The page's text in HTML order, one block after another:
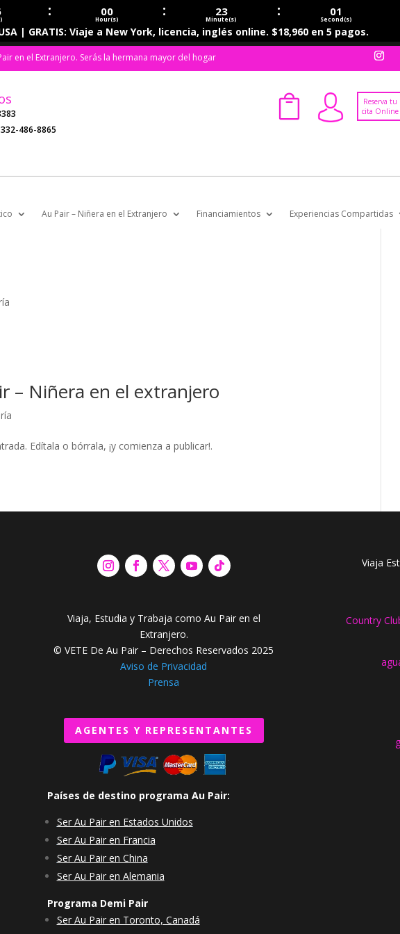
: 00
Hour(s) : 23
Minute(s) : 01
Second(s)
| GRATIS: Viaje a New York, licencia, inglés online. $18,960 en 5 pagos.
en el Extranjero. Serás la hermana mayor del hogar
332-486-8865

Reserva tu
cita Online
Au Pair – Niñera en el Extranjero Financiamientos Experiencias Compartidas
– Niñera en el extranjero
Edítala o bórrala, ¡y comienza a publicar!.
Viaja, Estudia y Trabaja como Au Pair en el
Extranjero.
© VETE De Au Pair – Derechos Reservados 2025
Aviso de Privacidad
Prensa
AGENTES Y REPRESENTANTES
Países de destino programa Au Pair:
Ser Au Pair en Estados Unidos
Ser Au Pair en Francia
Ser Au Pair en China
Ser Au Pair en Alemania
Programa Demi Pair
Ser Au Pair en Toronto, Canadá
Viaja
Country